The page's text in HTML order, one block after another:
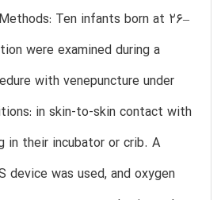
Ten infants born at 26–
were examined during a
with venepuncture under
in skin-to-skin contact with
in their incubator or crib. A
device was used, and oxygen